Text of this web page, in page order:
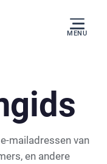
MENU
mailadressen van
en andere